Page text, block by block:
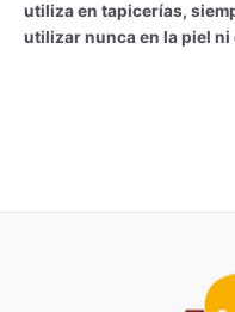
utiliza en tapicerías,
utilizar nunca en la piel